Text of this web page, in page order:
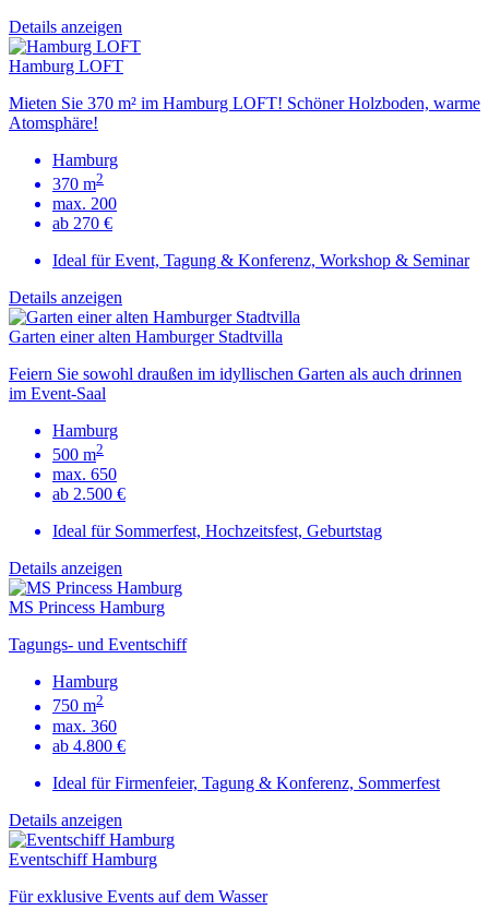
Details anzeigen
Hamburg LOFT
Mieten Sie 370 m² im Hamburg LOFT! Schöner Holzboden, warme
Atomsphäre!
Hamburg
370 m2
max. 200
ab 270 €
Ideal für Event, Tagung & Konferenz, Workshop & Seminar
Details anzeigen
Garten einer alten Hamburger Stadtvilla
Feiern Sie sowohl draußen im idyllischen Garten als auch drinnen
im Event-Saal
Hamburg
500 m2
max. 650
ab 2.500 €
Ideal für Sommerfest, Hochzeitsfest, Geburtstag
Details anzeigen
MS Princess Hamburg
Tagungs- und Eventschiff
Hamburg
750 m2
max. 360
ab 4.800 €
Ideal für Firmenfeier, Tagung & Konferenz, Sommerfest
Details anzeigen
Eventschiff Hamburg
Für exklusive Events auf dem Wasser